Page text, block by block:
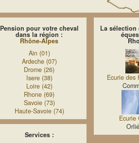
Pension pour votre cheval
dans la région :
Rhône-Alpes
Ain (01)
Ardeche (07)
Drome (26)
Isere (38)
Loire (42)
Rhone (69)
Savoie (73)
Haute-Savoie (74)
Services :
La sélection
Ecurie des
Ecurie